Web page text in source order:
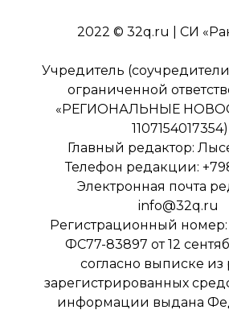
2022 © 32q.ru | СИ
Учредитель
ограниченной
«РЕГИОНАЛЬНЫЕ
1107154017354)
Главный редактор:
Телефон редакции:
Электронная почта
info@32q.ru
Регистрационный
ФС77-83897 от 12
согласно выписке из
зарегистрированных
информации выдана